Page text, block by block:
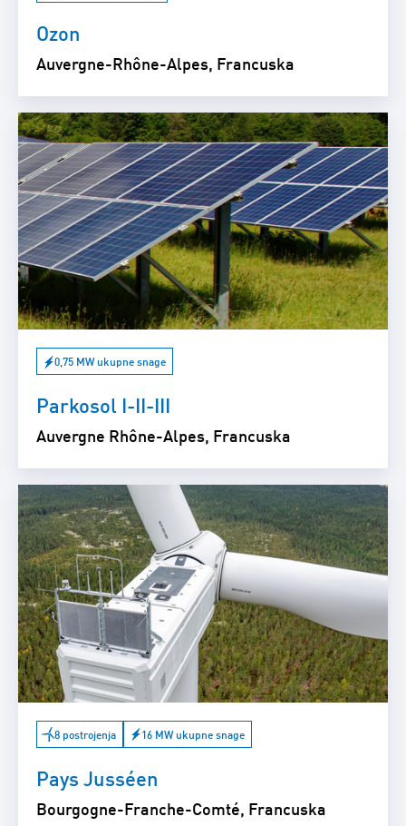
Ozon
Auvergne-Rhône-Alpes, Francuska
0,75 MW ukupne snage
Parkosol I-II-III
Auvergne Rhône-Alpes, Francuska
8 postrojenja 16 MW ukupne snage
Pays Jusséen
Bourgogne-Franche-Comté, Francuska